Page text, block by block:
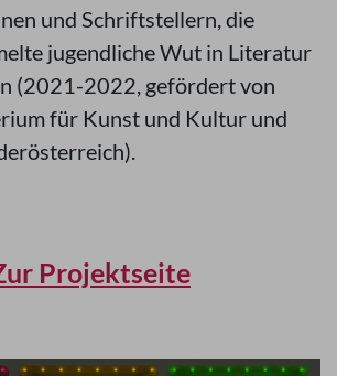
und Schriftstellern, die
jugendliche Wut in Literatur
(2021-2022, gefördert von
für Kunst und Kultur und
Projektseite